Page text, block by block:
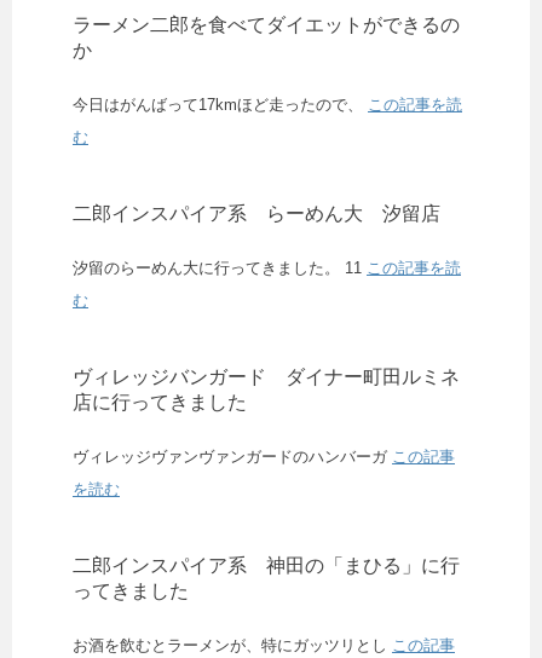
ラーメン二郎を食べてダイエットができるの
か
今日はがんばって17kmほど走ったので、 この記事を読
む
二郎インスパイア系 らーめん大 汐留店
汐留のらーめん大に行ってきました。 11 この記事を読
む
ヴィレッジバンガード ダイナー町田ルミネ
店に行ってきました
ヴィレッジヴァンヴァンガードのハンバーガ この記事
を読む
二郎インスパイア系 神田の「まひる」に行
ってきました
お酒を飲むとラーメンが、特にガッツリとし この記事